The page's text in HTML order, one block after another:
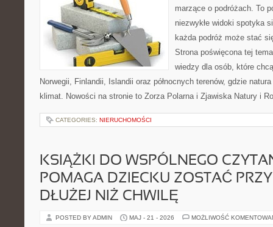
marzące o podróżach. To
niezwykłe widoki spotyka
każda podróż może stać
Strona poświęcona tej
wiedzy dla osób, które
Norwegii, Finlandii, Islandii oraz północnych terenów, gdzie
klimat. Nowości na stronie to Zorza Polarna i Zjawiska Natury i
CATEGORIES: NIERUCHOMOŚCI
KSIĄŻKI DO WSPÓLNEGO
POMAGA DZIECKU ZOSTAĆ
DŁUŻEJ NIŻ CHWILĘ
POSTED BY ADMIN MAJ - 21 - 2026 MOŻLIWOŚĆ